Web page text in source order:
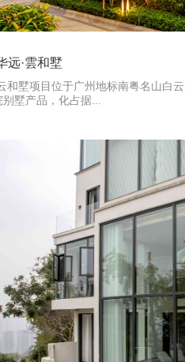
远·雲和墅
和墅项目位于广州地标南粤名山白
别墅产品，化占据...